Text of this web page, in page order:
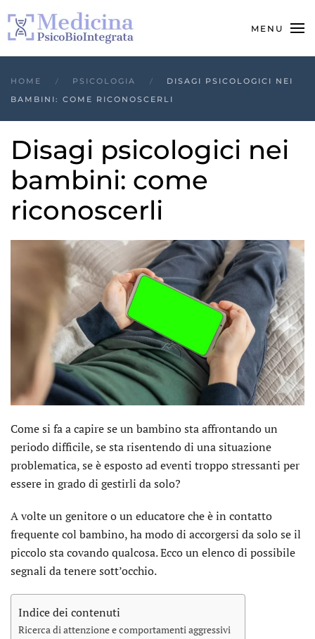
MENU
HOME PSICOLOGIA
DISAGI PSICOLOGICI NEI
BAMBINI: COME RICONOSCERLI
Disagi psicologici nei
bambini: come
riconoscerli
Come si fa a capire se un bambino sta affrontando un
periodo difficile, se sta risentendo di una situazione
problematica, se è esposto ad eventi troppo stressanti per
essere in grado di gestirli da solo?
A volte un genitore o un educatore che è in contatto
frequente col bambino, ha modo di accorgersi da solo se il
piccolo sta covando qualcosa. Ecco un elenco di possibile
segnali da tenere sott’occhio.
Indice dei contenuti
Ricerca di attenzione e comportamenti aggressivi